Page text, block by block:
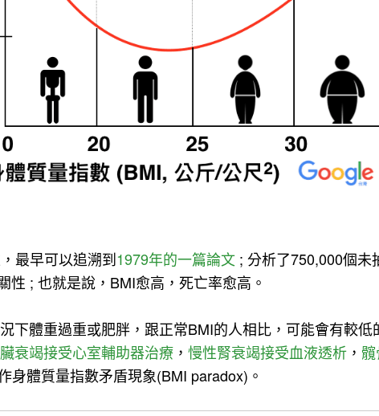
最早可以追溯到1979年的一篇論文 ; 分析了750,000個未
性 ; 也就是說，BMI愈高，死亡率愈高。
下體重過重或肥胖，跟正常BMI的人相比，可能會有較低
衰竭接受心室輔助器治療 ，慢性腎衰竭接受血液透析 ，
身體質量指數矛盾現象(BMI paradox)。